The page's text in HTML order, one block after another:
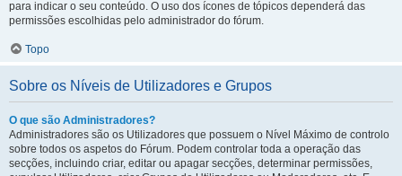
para indicar o seu conteúdo. O uso dos ícones de tópicos dependerá das
permissões escolhidas pelo administrador do fórum.
Topo
Sobre os Níveis de Utilizadores e Grupos
O que são Administradores?
Administradores são os Utilizadores que possuem o Nível Máximo de controlo
sobre todos os aspetos do Fórum. Podem controlar toda a operação das
secções, incluindo criar, editar ou apagar secções, determinar permissões,